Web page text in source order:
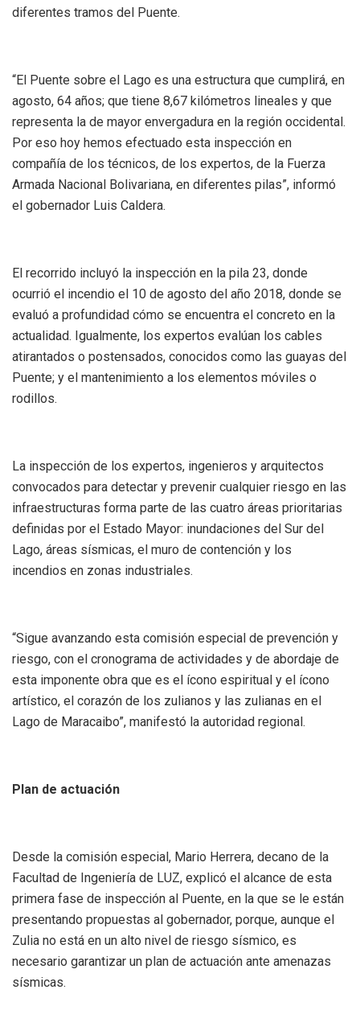
diferentes tramos del Puente.
“El Puente sobre el Lago es una estructura que cumplirá, en
agosto, 64 años; que tiene 8,67 kilómetros lineales y que
representa la de mayor envergadura en la región occidental.
Por eso hoy hemos efectuado esta inspección en
compañía de los técnicos, de los expertos, de la Fuerza
Armada Nacional Bolivariana, en diferentes pilas”, informó
el gobernador Luis Caldera.
El recorrido incluyó la inspección en la pila 23, donde
ocurrió el incendio el 10 de agosto del año 2018, donde se
evaluó a profundidad cómo se encuentra el concreto en la
actualidad. Igualmente, los expertos evalúan los cables
atirantados o postensados, conocidos como las guayas del
Puente; y el mantenimiento a los elementos móviles o
rodillos.
La inspección de los expertos, ingenieros y arquitectos
convocados para detectar y prevenir cualquier riesgo en las
infraestructuras forma parte de las cuatro áreas prioritarias
definidas por el Estado Mayor: inundaciones del Sur del
Lago, áreas sísmicas, el muro de contención y los
incendios en zonas industriales.
“Sigue avanzando esta comisión especial de prevención y
riesgo, con el cronograma de actividades y de abordaje de
esta imponente obra que es el ícono espiritual y el ícono
artístico, el corazón de los zulianos y las zulianas en el
Lago de Maracaibo”, manifestó la autoridad regional.
Plan de actuación
Desde la comisión especial, Mario Herrera, decano de la
Facultad de Ingeniería de LUZ, explicó el alcance de esta
primera fase de inspección al Puente, en la que se le están
presentando propuestas al gobernador, porque, aunque el
Zulia no está en un alto nivel de riesgo sísmico, es
necesario garantizar un plan de actuación ante amenazas
sísmicas.